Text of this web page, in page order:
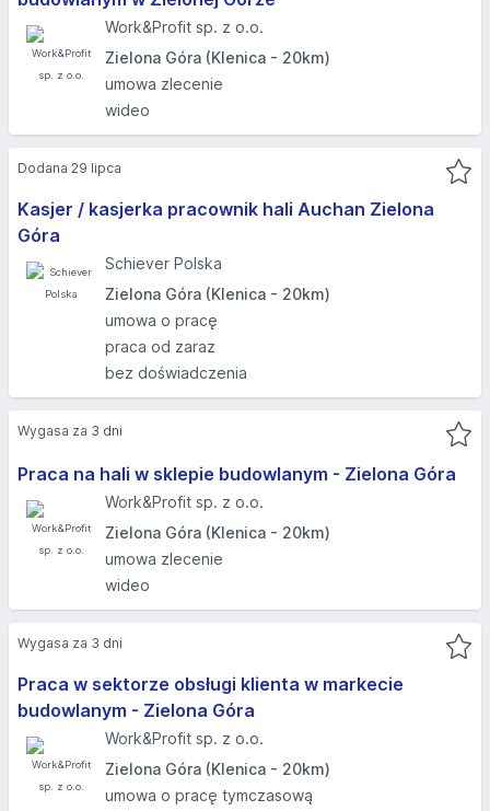
Work&Profit sp. z o.o.
Zielona Góra (Klenica - 20km)
umowa zlecenie
wideo
Kasjer / kasjerka pracownik hali Auchan Zielona
Góra
Schiever Polska
Zielona Góra (Klenica - 20km)
umowa o pracę
praca od zaraz
bez doświadczenia
Dodana 29 lipca
Praca na hali w sklepie budowlanym - Zielona Góra
Work&Profit sp. z o.o.
Zielona Góra (Klenica - 20km)
umowa zlecenie
wideo
Wygasa za 3 dni
Praca w sektorze obsługi klienta w markecie
budowlanym - Zielona Góra
Work&Profit sp. z o.o.
Zielona Góra (Klenica - 20km)
umowa o pracę tymczasową
Wygasa za 3 dni